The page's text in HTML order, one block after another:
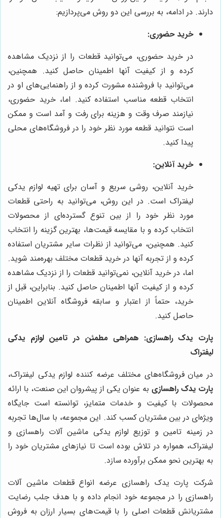
دارند. در ادامه، به بررسی این دو روش می‌پردازیم:
خرید حضوری:
در خرید حضوری، می‌توانید قطعات را از نزدیک مشاهده
کرده و از کیفیت آنها اطمینان حاصل کنید. همچنین،
می‌توانید با فروشنده مشورت کرده و از راهنمایی‌های او در
انتخاب قطعه مناسب استفاده کنید. اما، خرید حضوری،
نیازمند صرف وقت و هزینه برای رفت و آمد است و ممکن
است نتوانید قطعه مورد نظر خود را در فروشگاه‌های محلی
پیدا کنید.
خرید آنلاین:
خرید آنلاین، روشی سریع و آسان برای تهیه لوازم یدکی
لیفتراک است. در این روش، می‌توانید به راحتی قطعات
مورد نظر خود را از بین تنوع گسترده‌ای از محصولات
انتخاب کرده و با مقایسه قیمت‌ها، بهترین گزینه را انتخاب
کنید. همچنین، می‌توانید از نظرات سایر مشتریان استفاده
کرده و از تجربه آنها در خرید قطعات مختلف بهره‌مند شوید.
اما، در خرید آنلاین، نمی‌توانید قطعات را از نزدیک مشاهده
کرده و از کیفیت آنها اطمینان حاصل کنید. بنابراین، قبل از
خرید، حتماً از اعتبار و سابقه فروشگاه آنلاین اطمینان
حاصل کنید.
پارت یدک راهسازی: همراهی مطمئن در تامین لوازم یدکی
لیفتراک
در میان فروشگاه‌های مختلف عرضه کننده لوازم یدکی لیفتراک،
پارت یدک راهسازی به عنوان یکی از پیشروان این صنعت، با ارائه
محصولات با کیفیت و خدمات متمایز، توانسته است جایگاه
ویژه‌ای در بین مشتریان کسب کند. این مجموعه، با سال‌ها تجربه
در زمینه تامین و توزیع لوازم یدکی ماشین آلات راهسازی و
لیفتراک، همواره در تلاش بوده است تا نیازهای مشتریان خود را
به بهترین نحو ممکن برآورده سازد.
شرکت پارت یدک راهسازی عرضه انواع قطعات ماشین آلات
راهسازی را در مجموعه خود انجام داده و با هدف جلب رضایت
مشتریانش قطعات اصلی را با قیمت‌های بسیار ارزان به فروش